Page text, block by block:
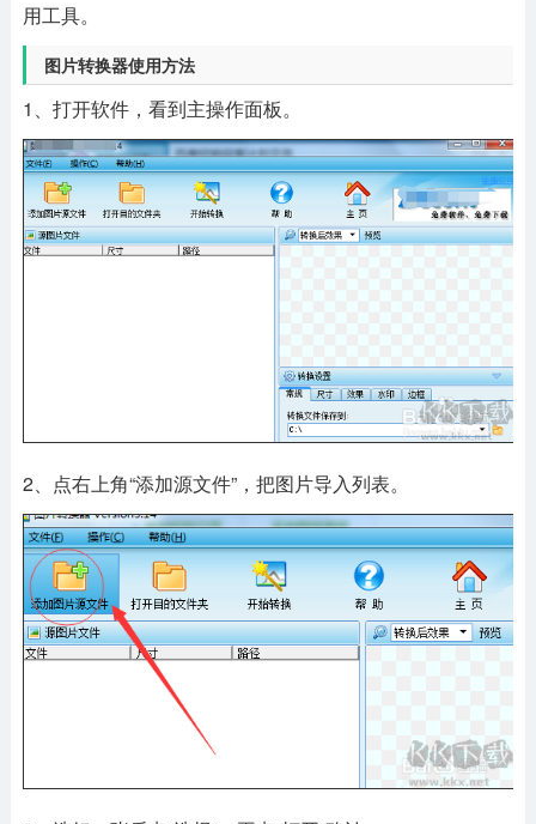
用工具。
图片转换器使用方法
1、打开软件，看到主操作面板。
2、点右上角“添加源文件”，把图片导入列表。